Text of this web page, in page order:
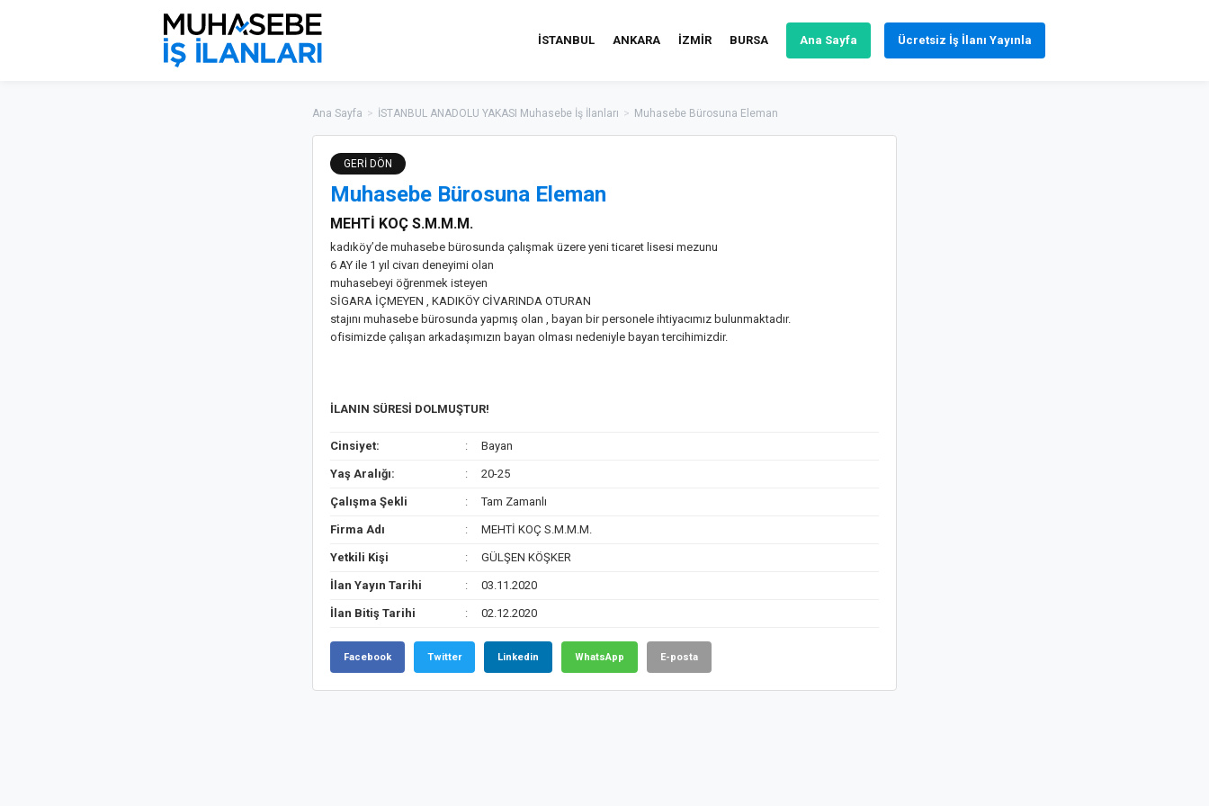
İSTANBUL ANKARA İZMİR BURSA Ana Sayfa Ücretsiz İş İlanı Yayınla
Ana Sayfa > İSTANBUL ANADOLU YAKASI Muhasebe İş İlanları > Muhasebe Bürosuna Eleman
GERİ DÖN
Muhasebe Bürosuna Eleman
MEHTİ KOÇ S.M.M.M.
kadıköy’de muhasebe bürosunda çalışmak üzere yeni ticaret lisesi mezunu
6 AY ile 1 yıl civarı deneyimi olan
muhasebeyi öğrenmek isteyen
SİGARA İÇMEYEN , KADIKÖY CİVARINDA OTURAN
stajını muhasebe bürosunda yapmış olan , bayan bir personele ihtiyacımız bulunmaktadır.
ofisimizde çalışan arkadaşımızın bayan olması nedeniyle bayan tercihimizdir.
İLANIN SÜRESİ DOLMUŞTUR!
Cinsiyet: Bayan
Yaş Aralığı: 20-25
Çalışma Şekli Tam Zamanlı
Firma Adı MEHTİ KOÇ S.M.M.M.
Yetkili Kişi GÜLŞEN KÖŞKER
İlan Yayın Tarihi 03.11.2020
İlan Bitiş Tarihi 02.12.2020
Facebook Twitter Linkedin WhatsApp E-posta